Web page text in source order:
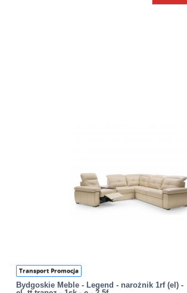
Transport Promocja
Bydgoskie Meble - Legend - narożnik 1rf (el) -